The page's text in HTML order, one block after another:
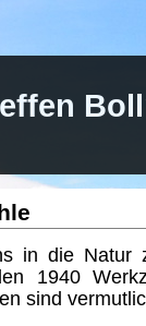
in die Natur
1940
sind